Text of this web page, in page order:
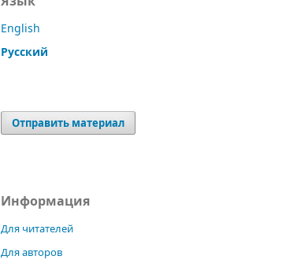
English
Русский
Отправить материал
Информация
Для читателей
Для авторов